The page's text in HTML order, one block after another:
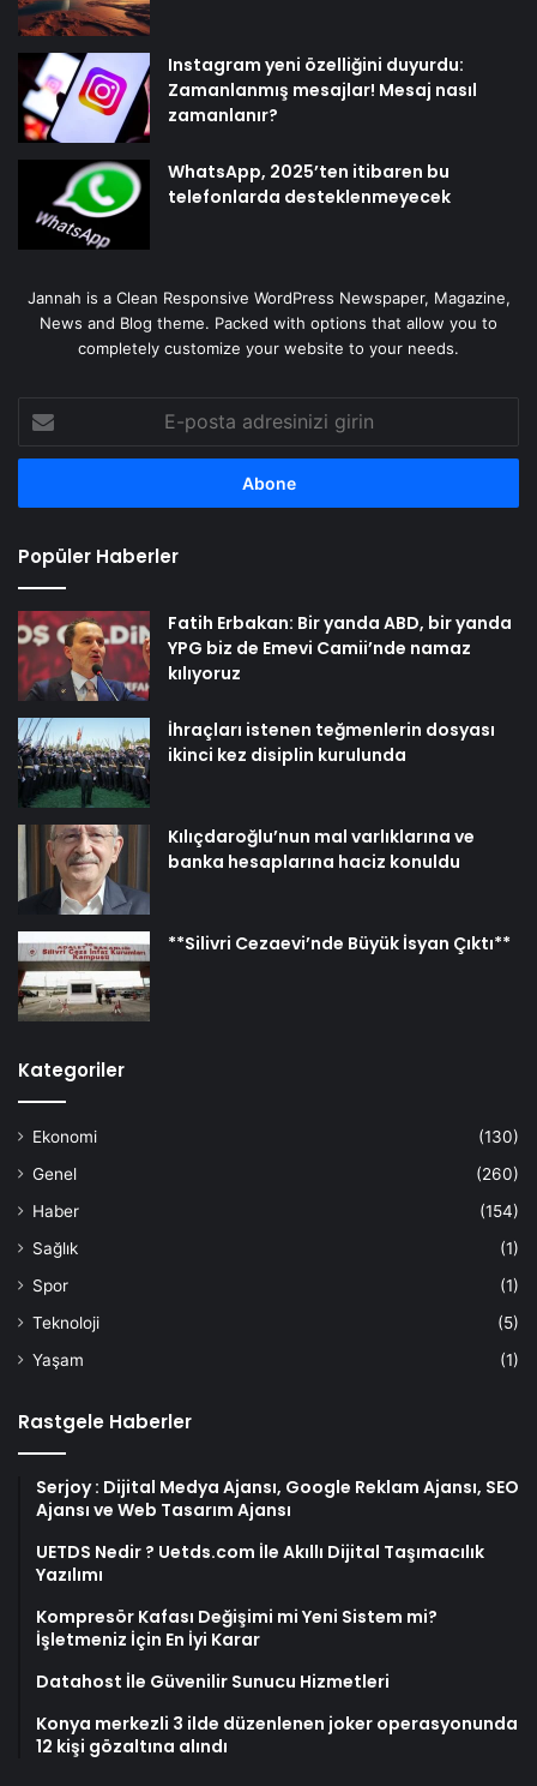
Instagram yeni özelliğini duyurdu:
Zamanlanmış mesajlar! Mesaj nasıl
zamanlanır?
WhatsApp, 2025’ten itibaren bu
telefonlarda desteklenmeyecek
Jannah is a Clean Responsive WordPress Newspaper, Magazine,
News and Blog theme. Packed with options that allow you to
completely customize your website to your needs.
posta
adresinizi
Popüler Haberler
Fatih Erbakan: Bir yanda ABD, bir yanda
YPG biz de Emevi Camii’nde namaz
kılıyoruz
İhraçları istenen teğmenlerin dosyası
ikinci kez disiplin kurulunda
Kılıçdaroğlu’nun mal varlıklarına ve
banka hesaplarına haciz konuldu
**Silivri Cezaevi’nde Büyük İsyan Çıktı**
Kategoriler
Ekonomi
(130)
Genel
(260)
Haber
(154)
Sağlık
(1)
Spor
(1)
Teknoloji
(5)
Yaşam
(1)
Rastgele Haberler
Serjoy : Dijital Medya Ajansı, Google Reklam Ajansı, SEO
Ajansı ve Web Tasarım Ajansı
UETDS Nedir ? Uetds.com İle Akıllı Dijital Taşımacılık
Yazılımı
Kompresör Kafası Değişimi mi Yeni Sistem mi?
İşletmeniz İçin En İyi Karar
Datahost İle Güvenilir Sunucu Hizmetleri
Konya merkezli 3 ilde düzenlenen joker operasyonunda
12 kişi gözaltına alındı